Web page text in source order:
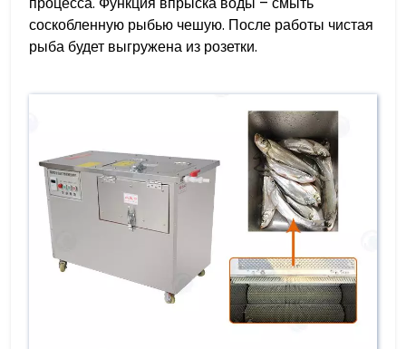
соскобленную рыбью чешую. После работы чистая
рыба будет выгружена из розетки.